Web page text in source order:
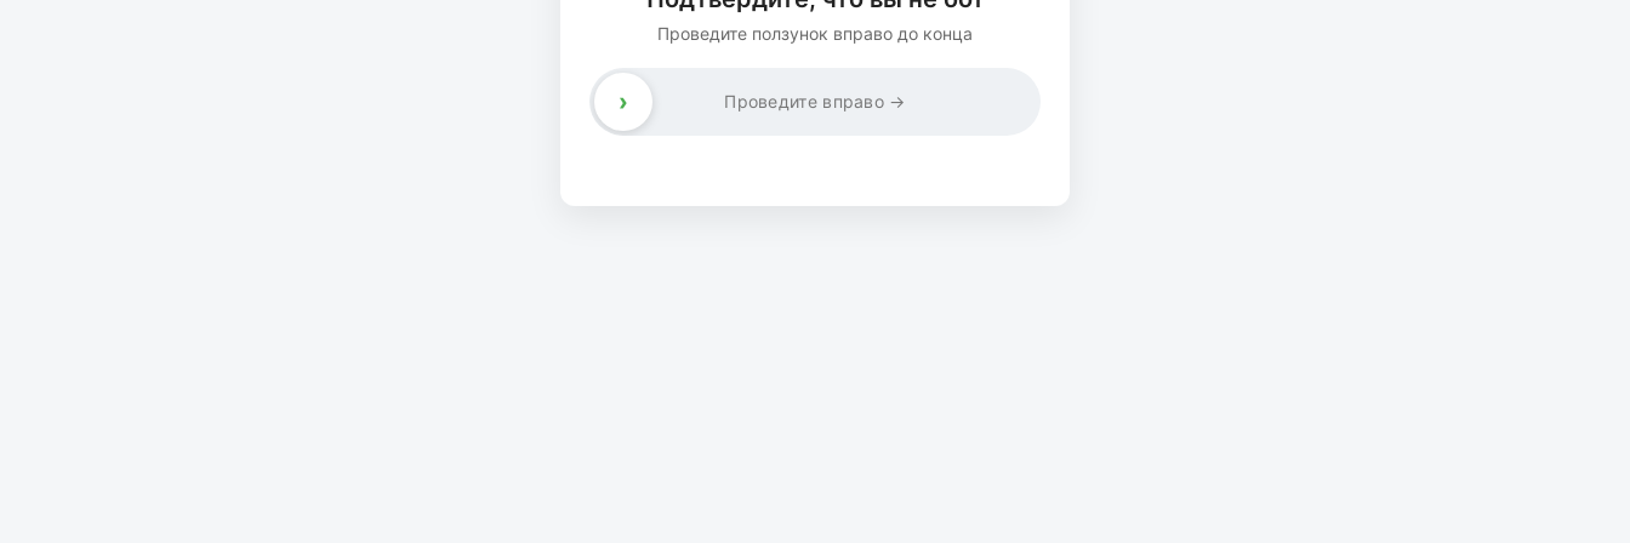
Проведите ползунок вправо до конца
Проведите вправо →
›